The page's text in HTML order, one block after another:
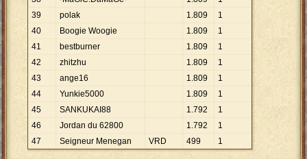
39
polak 1.809
1
40
Boogie Woogie 1.809
1
41
bestburner 1.809
1
42
zhitzhu 1.809
1
43
ange16 1.809
1
44
Yunkie5000 1.809
1
45
SANKUKAI88 1.792
1
46
Jordan du 62800 1.792
1
47
Seigneur Menegan VRD 499 1